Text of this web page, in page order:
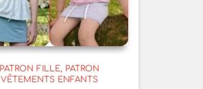
PATRON FILLE
PATRON
VÊTEMENTS ENFANTS